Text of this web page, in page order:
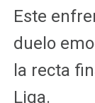
Este
duelo
la recta
Liga.